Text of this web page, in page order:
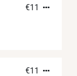
€11
€11